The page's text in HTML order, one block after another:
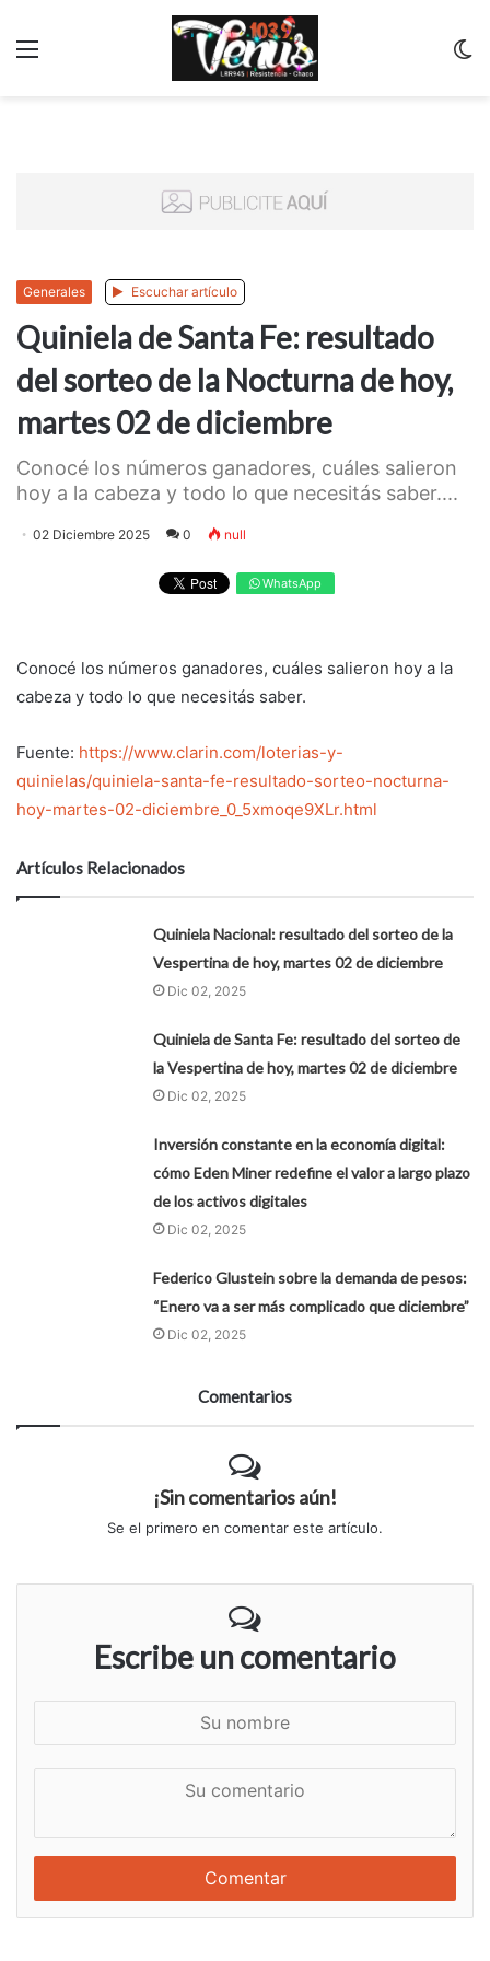
Generales Escuchar artículo
Quiniela de Santa Fe: resultado
del sorteo de la Nocturna de hoy,
martes 02 de diciembre
Conocé los números ganadores, cuáles salieron
hoy a la cabeza y todo lo que necesitás saber....
02 Diciembre 2025 0 null
WhatsApp
Conocé los números ganadores, cuáles salieron hoy a la
cabeza y todo lo que necesitás saber.
Fuente: https://www.clarin.com/loterias-y-
quinielas/quiniela-santa-fe-resultado-sorteo-nocturna-
hoy-martes-02-diciembre_0_5xmoqe9XLr.html
Artículos Relacionados
Quiniela Nacional: resultado del sorteo de la
Vespertina de hoy, martes 02 de diciembre
Dic 02, 2025
Quiniela de Santa Fe: resultado del sorteo de
la Vespertina de hoy, martes 02 de diciembre
Dic 02, 2025
Inversión constante en la economía digital:
cómo Eden Miner redefine el valor a largo plazo
de los activos digitales
Dic 02, 2025
Federico Glustein sobre la demanda de pesos:
“Enero va a ser más complicado que diciembre”
Dic 02, 2025
Comentarios
¡Sin comentarios aún!
Se el primero en comentar este artículo.
Escribe un comentario
n